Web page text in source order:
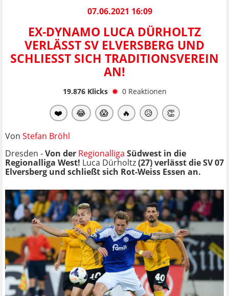
07.06.2021 16:09
EX-DYNAMO LUCA DÜRHOLTZ
VERLÄSST SV ELVERSBERG UND
SCHLIESST SICH TRADITIONSVEREIN A
N!
19.876Klicks 0 Reaktionen
❤️ 😂 😱 🔥 😥 👏
Von Stefan Bröhl
Dresden -Von der Regionalliga Südwest in die
Regionalliga West! Luca Dürholtz(27) verlässt die SV 07
Elversberg und schließt sich Rot-Weiss Essen an.